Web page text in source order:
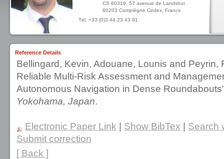
CS 60319, 57 avenue de Landshut
60203 Compiègne Cedex, France
Tél. +33 (0)3 44 23 43 91
Reference Details
Bellingard, Kevin, Adouane, Lounis and Peyrin,
Reliable Multi-Risk Assessment and
Autonomous Navigation in Dense
Yokohama, Japan.
Electronic Paper Link | Show BibTex | Search
Submit correction
[ Back ]